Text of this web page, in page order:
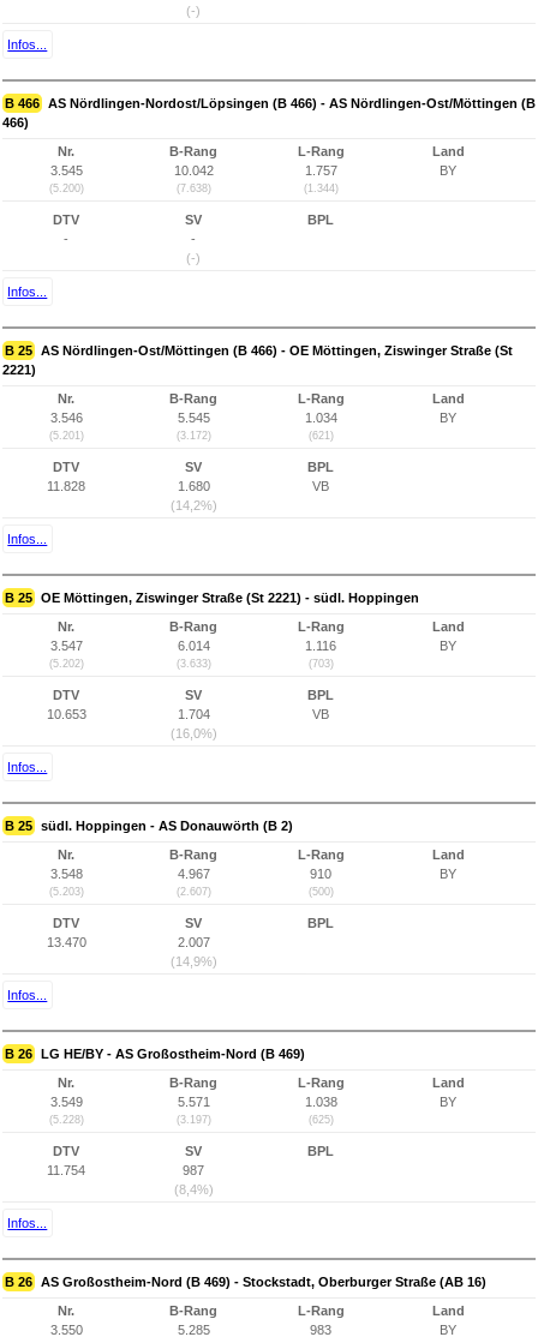
(-)
Infos...
B 466 AS Nördlingen-Nordost/Löpsingen (B 466) - AS Nördlingen-Ost/Möttingen (B
466)
Nr.
3.545
(5.200)
B-Rang
10.042
(7.638)
L-Rang
1.757
(1.344)
Land
BY
DTV
-
SV
-
(-)
BPL
Infos...
B 25 AS Nördlingen-Ost/Möttingen (B 466) - OE Möttingen, Ziswinger Straße (St
2221)
Nr.
3.546
(5.201)
B-Rang
5.545
(3.172)
L-Rang
1.034
(621)
Land
BY
DTV
11.828
SV
1.680
(14,2%)
BPL
VB
Infos...
B 25 OE Möttingen, Ziswinger Straße (St 2221) - südl. Hoppingen
Nr.
3.547
(5.202)
B-Rang
6.014
(3.633)
L-Rang
1.116
(703)
Land
BY
DTV
10.653
SV
1.704
(16,0%)
BPL
VB
Infos...
B 25 südl. Hoppingen - AS Donauwörth (B 2)
Nr.
3.548
(5.203)
B-Rang
4.967
(2.607)
L-Rang
910
(500)
Land
BY
DTV
13.470
SV
2.007
(14,9%)
BPL
Infos...
B 26 LG HE/BY - AS Großostheim-Nord (B 469)
Nr.
3.549
(5.228)
B-Rang
5.571
(3.197)
L-Rang
1.038
(625)
Land
BY
DTV
11.754
SV
987
(8,4%)
BPL
Infos...
B 26 AS Großostheim-Nord (B 469) - Stockstadt, Oberburger Straße (AB 16)
Nr.
3.550
B-Rang
5.285
L-Rang
983
Land
BY